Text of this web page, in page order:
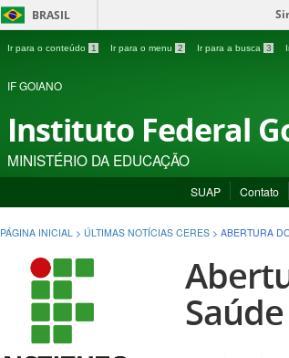
BRASIL
Ir para o conteúdo 1 Ir para o menu 2 Ir para a busca 3
IF GOIANO
Instituto Federal
MINISTÉRIO DA EDUCAÇÃO
SUAP Contato
PÁGINA INICIAL > ÚLTIMAS NOTÍCIAS CERES > ABERTURA